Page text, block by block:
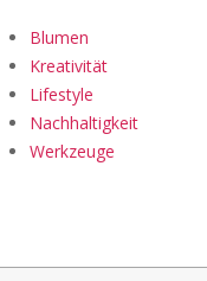
Blumen
Kreativität
Lifestyle
Nachhaltigkeit
Werkzeuge